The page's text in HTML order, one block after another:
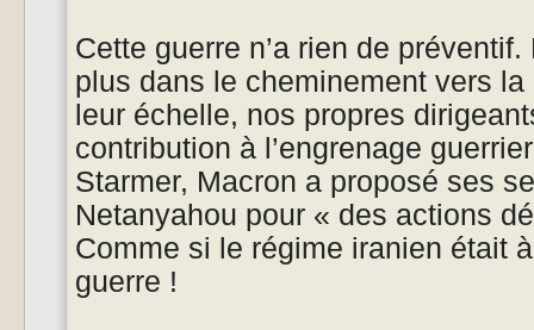
Cette guerre n’a rien de
plus dans le cheminement vers
leur échelle, nos propres
contribution à l’engrenage
Starmer, Macron a proposé ses
Netanyahou pour « des actions
Comme si le régime iranien était
guerre !